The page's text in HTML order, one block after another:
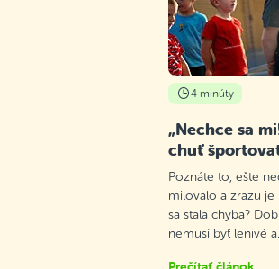
4 minúty
„Nechce sa
chuť
Poznáte to, ešte
milovalo a zrazu
sa stala chyba?
nemusí byť lenivé